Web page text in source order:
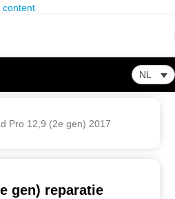
content
NL
gen) reparatie